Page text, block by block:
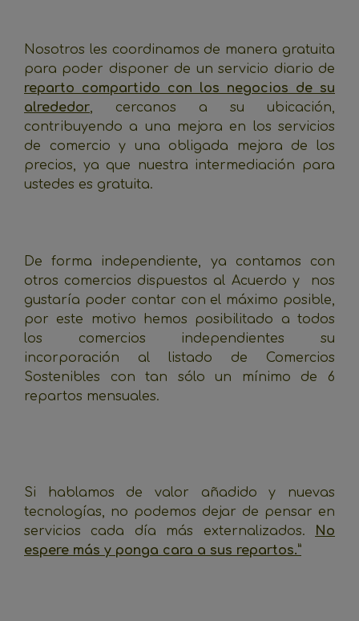
Nosotros les coordinamos de manera gratuita
para poder disponer de un servicio diario de
reparto compartido con los negocios de su
alrededor, cercanos a su ubicación,
contribuyendo a una mejora en los servicios
de comercio y una obligada mejora de los
precios, ya que nuestra intermediación para
ustedes es gratuita.
De forma independiente, ya contamos con
otros comercios dispuestos al Acuerdo y nos
gustaría poder contar con el máximo posible,
por este motivo hemos posibilitado a todos
los comercios independientes su
incorporación al listado de Comercios
Sostenibles con tan sólo un mínimo de 6
repartos mensuales.
Si hablamos de valor añadido y nuevas
tecnologías, no podemos dejar de pensar en
servicios cada día más externalizados.
No
espere más y ponga cara a sus repartos.”